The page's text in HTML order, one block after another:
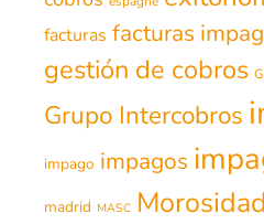
facturas facturas
gestión de cobros
Grupo Intercobros
impago impagos
madrid MASC Morosidad